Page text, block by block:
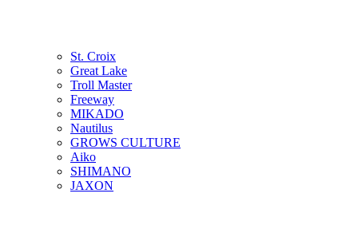
St. Croix
Great Lake
Troll Master
Freeway
MIKADO
Nautilus
GROWS CULTURE
Aiko
SHIMANO
JAXON